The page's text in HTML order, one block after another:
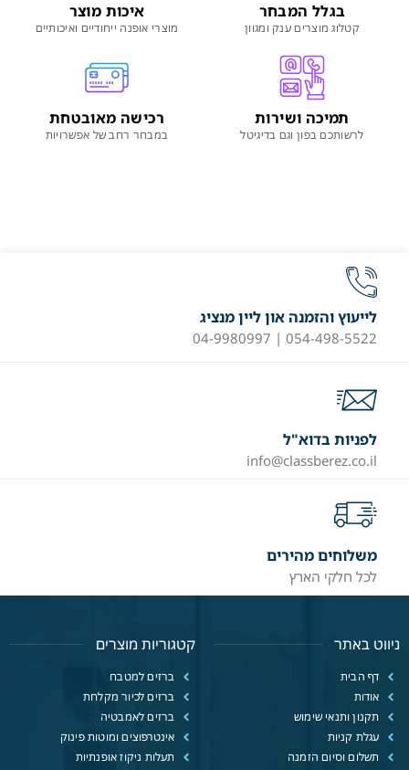
בגלל המבחר
קטלוג מוצרים ענק ומגוון
איכות מוצר
מוצרי אופנה ייחודיים ואיכותיים
תמיכה ושירות
לרשותכם בפון וגם בדיגיטל
רכישה מאובטחת
במבחר רחב של אפשרויות
לייעוץ והזמנה און ליין מנציג
054-498-5522 | 04-9980997
לפניות בדוא"ל
info@classberez.co.il
משלוחים מהירים
לכל חלקי הארץ
ניווט באתר
דף הבית
אודות
תקנון ותנאי שימוש
עגלת קניות
תשלום וסיום הזמנה
קטגוריות מוצרים
ברזים למטבח
ברזים לכיור מקלחת
ברזים לאמבטיה
אינטרפוצים ומוטות פינוק
תעלות ניקוז אופנתיות